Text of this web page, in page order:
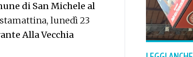
di San Michele al
lunedì 23
Alla Vecchia